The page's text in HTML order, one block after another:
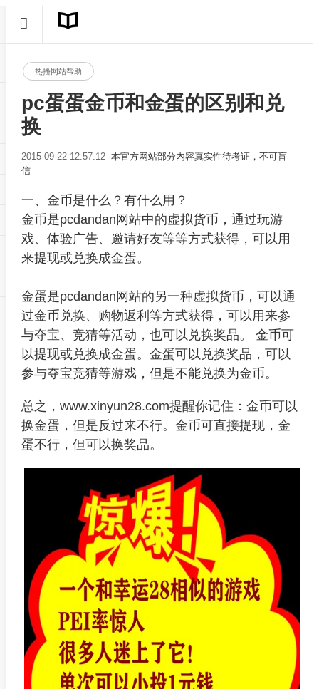
热播网站帮助
pc蛋蛋金币和金蛋的区别和兑
换
2015-09-22 12:57:12 -本官方网站部分内容真实性待考证，不可盲
信
一、金币是什么？有什么用？
金币是pcdandan网站中的虚拟货币，通过玩游
戏、体验广告、邀请好友等等方式获得，可以用
来提现或兑换成金蛋。
金蛋是pcdandan网站的另一种虚拟货币，可以通
过金币兑换、购物返利等方式获得，可以用来参
与夺宝、竞猜等活动，也可以兑换奖品。 金币可
以提现或兑换成金蛋。金蛋可以兑换奖品，可以
参与夺宝竞猜等游戏，但是不能兑换为金币。
总之，www.xinyun28.com提醒你记住：金币可以
换金蛋，但是反过来不行。金币可直接提现，金
蛋不行，但可以换奖品。